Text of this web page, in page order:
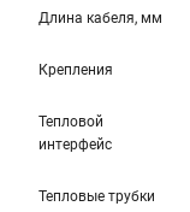
Длина кабеля, мм
Крепления
Тепловой
интерфейс
Тепловые трубки